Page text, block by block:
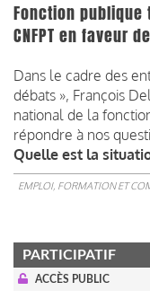
Fonction
CNFPT en faveur
Dans le cadre des
débats », François
national de la
répondre à nos
Quelle est la
EMPLOI, FORMATION ET
PARTICIPATIF
ACCÈS PUBLIC